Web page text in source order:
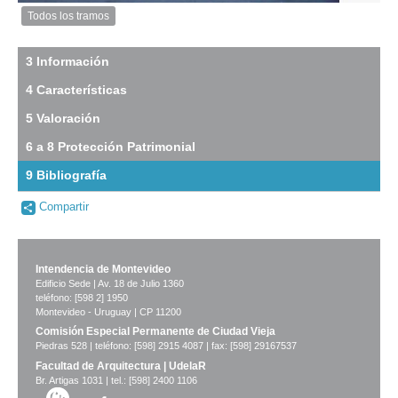
Imagen
tramo:
(Sa
Descargar
original
Todos los tramos
3 Información
4 Características
5 Valoración
6 a 8 Protección Patrimonial
9 Bibliografía
no
Compartir
Intendencia de Montevideo
Edificio Sede | Av. 18 de Julio 1360
teléfono: [598 2] 1950
Montevideo - Uruguay | CP 11200
Comisión Especial Permanente de Ciudad Vieja
Piedras 528 | teléfono: [598] 2915 4087 | fax: [598] 29167537
Facultad de Arquitectura | UdelaR
Br. Artigas 1031 | tel.: [598] 2400 1106